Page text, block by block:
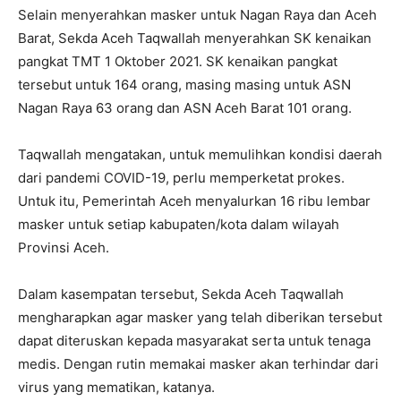
Selain menyerahkan masker untuk Nagan Raya dan Aceh
Barat, Sekda Aceh Taqwallah menyerahkan SK kenaikan
pangkat TMT 1 Oktober 2021. SK kenaikan pangkat
tersebut untuk 164 orang, masing masing untuk ASN
Nagan Raya 63 orang dan ASN Aceh Barat 101 orang.
Taqwallah mengatakan, untuk memulihkan kondisi daerah
dari pandemi COVID-19, perlu memperketat prokes.
Untuk itu, Pemerintah Aceh menyalurkan 16 ribu lembar
masker untuk setiap kabupaten/kota dalam wilayah
Provinsi Aceh.
Dalam kasempatan tersebut, Sekda Aceh Taqwallah
mengharapkan agar masker yang telah diberikan tersebut
dapat diteruskan kepada masyarakat serta untuk tenaga
medis. Dengan rutin memakai masker akan terhindar dari
virus yang mematikan, katanya.